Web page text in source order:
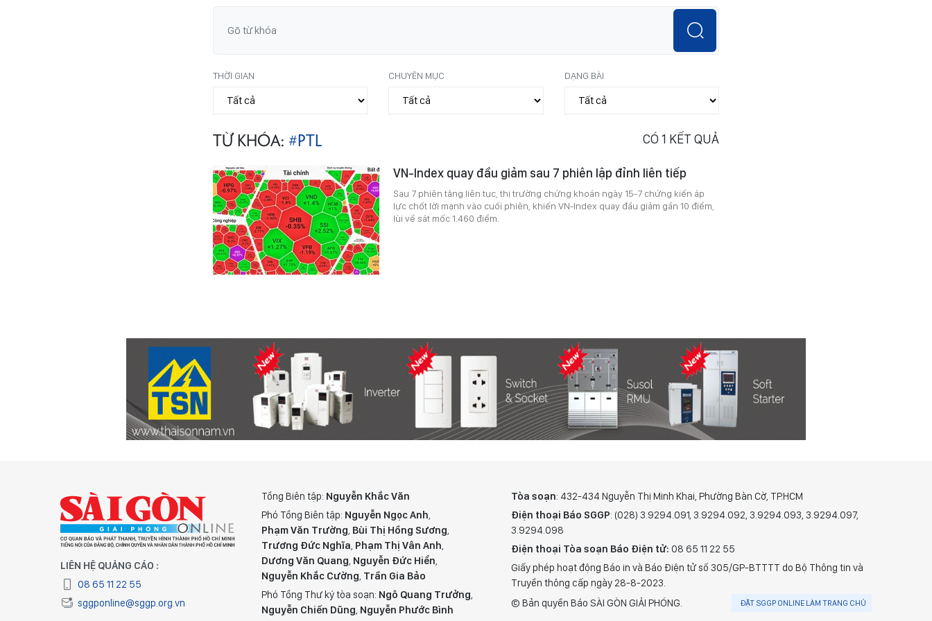
THỜI GIAN CHUYÊN MỤC DẠNG BÀI
TỪ KHÓA: #PTL CÓ 1 KẾT QUẢ
VN-Index quay đầu giảm sau 7 phiên lập đỉnh liên tiếp
Sau 7 phiên tăng liên tục, thị trường chứng khoán ngày 15-7 chứng kiến áp
lực chốt lời mạnh vào cuối phiên, khiến VN-Index quay đầu giảm gần 10 điểm,
lùi về sát mốc 1.460 điểm.
LIÊN HỆ QUẢNG CÁO :
08 65 11 22 55
sggponline@sggp.org.vn
Tổng Biên tập: Nguyễn Khắc Văn
Phó Tổng Biên tập: Nguyễn Ngọc Anh,
Phạm Văn Trường, Bùi Thị Hồng Sương,
Trương Đức Nghĩa, Phạm Thị Vân Anh,
Dương Văn Quang, Nguyễn Đức Hiển,
Nguyễn Khắc Cường, Trần Gia Bảo
Phó Tổng Thư ký tòa soạn: Ngô Quang Trưởng,
Nguyễn Chiến Dũng, Nguyễn Phước Bình
Tòa soạn: 432-434 Nguyễn Thị Minh Khai, Phường Bàn Cờ, TP.HCM
Điện thoại Báo SGGP: (028) 3.9294.091, 3.9294.092, 3.9294.093, 3.9294.097,
3.9294.098
Điện thoại Tòa soạn Báo Điện tử: 08 65 11 22 55
Giấy phép hoạt động Báo in và Báo Điện tử số 305/GP-BTTTT do Bộ Thông tin và
Truyền thông cấp ngày 28-8-2023.
© Bản quyền Báo SÀI GÒN GIẢI PHÓNG.
ĐẶT SGGP ONLINE LÀM TRANG CHỦ